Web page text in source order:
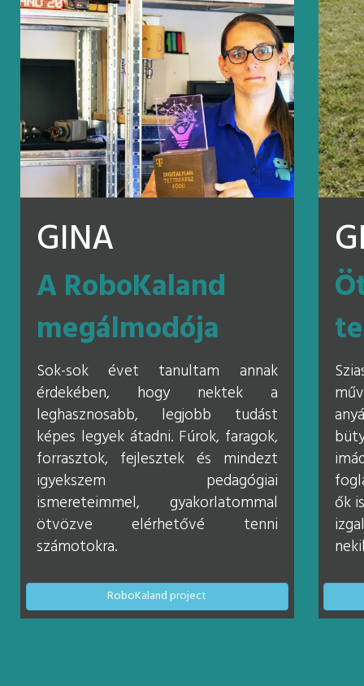
GINA
A RoboKaland
megálmodója
Sok-sok évet tanultam annak
érdekében, hogy nektek a
leghasznosabb, legjobb tudást
képes legyek átadni. Fúrok, faragok,
forrasztok, fejlesztek és mindezt
igyekszem pedagógiai
ismereteimmel, gyakorlatommal
ötvözve elérhetővé tenni
számotokra.
RoboKaland project
ők